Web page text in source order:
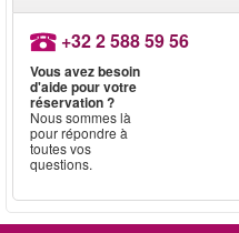
+32 2 588 59 56
Vous avez besoin
d'aide pour votre
réservation ?
Nous sommes là
pour répondre à
toutes vos
questions.